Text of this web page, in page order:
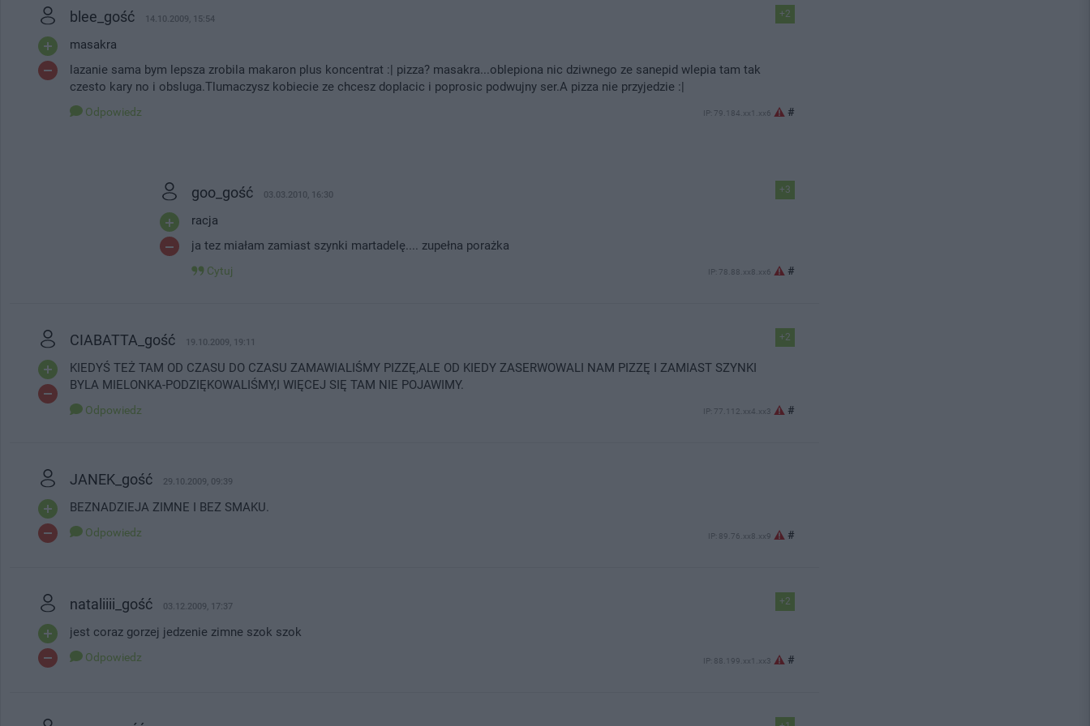
+2
blee_gość 14.10.2009, 15:54
masakra
lazanie sama bym lepsza zrobila makaron plus koncentrat :| pizza? masakra...oblepiona nic dziwnego ze sanepid wlepia tam tak
czesto kary no i obsluga.Tlumaczysz kobiecie ze chcesz doplacic i poprosic podwujny ser.A pizza nie przyjedzie :|
Odpowiedz IP: 79.184.xx1.xx6 #
+3
goo_gość 03.03.2010, 16:30
racja
ja tez miałam zamiast szynki martadelę.... zupełna porażka
Cytuj IP: 78.88.xx8.xx6 #
+2
CIABATTA_gość 19.10.2009, 19:11
KIEDYŚ TEŻ TAM OD CZASU DO CZASU ZAMAWIALIŚMY PIZZĘ,ALE OD KIEDY ZASERWOWALI NAM PIZZĘ I ZAMIAST SZYNKI
BYLA MIELONKA-PODZIĘKOWALIŚMY,I WIĘCEJ SIĘ TAM NIE POJAWIMY.
Odpowiedz IP: 77.112.xx4.xx3 #
JANEK_gość 29.10.2009, 09:39
BEZNADZIEJA ZIMNE I BEZ SMAKU.
Odpowiedz IP: 89.76.xx8.xx9 #
+2
nataliiii_gość 03.12.2009, 17:37
jest coraz gorzej jedzenie zimne szok szok
Odpowiedz IP: 88.199.xx1.xx3 #